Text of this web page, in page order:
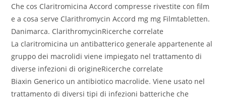
Che cos Claritromicina Accord compresse rivestite con film
e a cosa serve Clarithromycin Accord mg mg Filmtabletten.
Danimarca. ClarithromycinRicerche correlate
La claritromicina un antibatterico generale appartenente al
gruppo dei macrolidi viene impiegato nel trattamento di
diverse infezioni di origineRicerche correlate
Biaxin Generico un antibiotico macrolide. Viene usato nel
trattamento di diversi tipi di infezioni batteriche che